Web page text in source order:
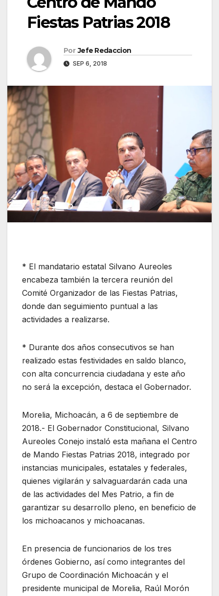
Fiestas Patrias 2018
Por Jefe Redaccion
SEP 6, 2018
* El mandatario estatal Silvano Aureoles
encabeza también la tercera reunión del
Comité Organizador de las Fiestas Patrias,
donde dan seguimiento puntual a las
actividades a realizarse.
* Durante dos años consecutivos se han
realizado estas festividades en saldo blanco,
con alta concurrencia ciudadana y este año
no será la excepción, destaca el Gobernador.
Morelia, Michoacán, a 6 de septiembre de
2018.- El Gobernador Constitucional, Silvano
Aureoles Conejo instaló esta mañana el Centro
de Mando Fiestas Patrias 2018, integrado por
instancias municipales, estatales y federales,
quienes vigilarán y salvaguardarán cada una
de las actividades del Mes Patrio, a fin de
garantizar su desarrollo pleno, en beneficio de
los michoacanos y michoacanas.
En presencia de funcionarios de los tres
órdenes Gobierno, así como integrantes del
Grupo de Coordinación Michoacán y el
presidente municipal de Morelia, Raúl Morón